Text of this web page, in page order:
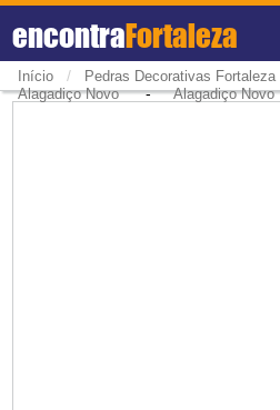
encontraFortaleza
Início / Pedras Decorativas Fortaleza
Alagadiço Novo-Alagadiço Novo